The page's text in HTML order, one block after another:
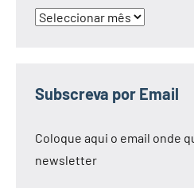
Arquivo
Subscreva por Email
Coloque aqui o email onde
newsletter